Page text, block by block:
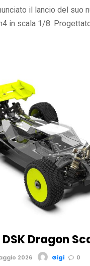
il lancio del suo
in scala 1/8.
Dragon
2026 Gigi 0